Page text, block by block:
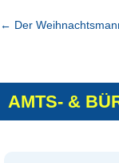
← Der
AMTS- &